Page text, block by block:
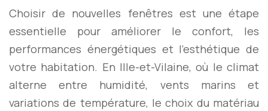
Choisir de nouvelles fenêtres est une étape
essentielle pour améliorer le confort, les
performances énergétiques et l'esthétique de
votre habitation. En Ille-et-Vilaine, où le climat
alterne entre humidité, vents marins et
variations de température, le choix du matériau